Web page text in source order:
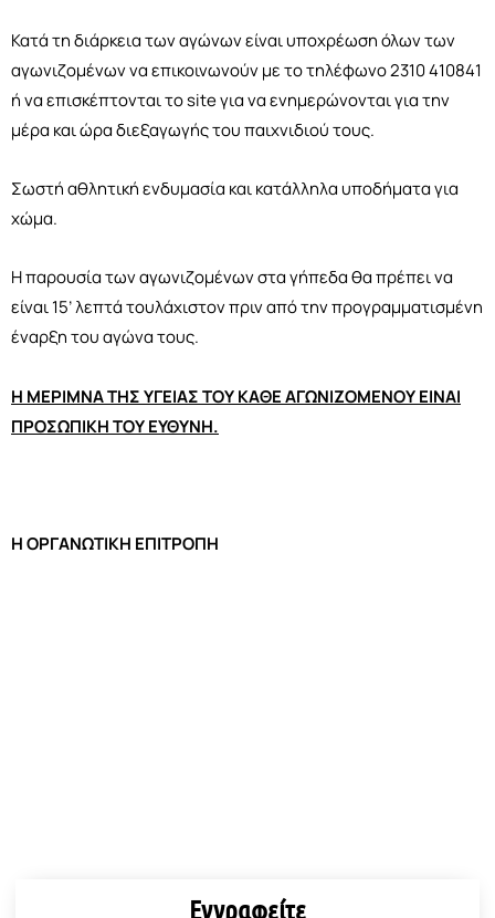
Κατά τη διάρκεια των αγώνων είναι υποχρέωση όλων των
αγωνιζομένων να επικοινωνούν με το τηλέφωνο 2310 410841
ή να επισκέπτονται το site για να ενημερώνονται για την
μέρα και ώρα διεξαγωγής του παιχνιδιού τους.
Σωστή αθλητική ενδυμασία και κατάλληλα υποδήματα για
χώμα.
Η παρουσία των αγωνιζομένων στα γήπεδα θα πρέπει να
είναι 15’ λεπτά τουλάχιστον πριν από την προγραμματισμένη
έναρξη του αγώνα τους.
Η ΜΕΡΙΜΝΑ ΤΗΣ ΥΓΕΙΑΣ ΤΟΥ ΚΑΘΕ ΑΓΩΝΙΖΟΜΕΝΟΥ ΕΙΝΑΙ
ΠΡΟΣΩΠΙΚΗ ΤΟΥ ΕΥΘΥΝΗ.
Η ΟΡΓΑΝΩΤΙΚΗ ΕΠΙΤΡΟΠΗ
Εγγραφείτε